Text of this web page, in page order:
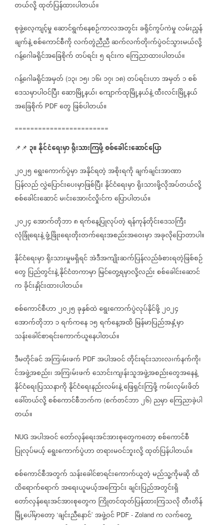
တယ်လို့ထုတ်ပြန်ထားပါတယ်။
စုဖွဲ့လေ့ကျင့်မှုဆောင်ရွက်နေစဉ်ကာလအတွင်းခရိုင်ကွပ်ကဲမှုလမ်းညွှန်
ချက်နဲ့စစ်ကောင်စီကိုလက်တွဲညီညီဆက်လက်တို၊က်ပွဲဝင်သွားမယ်လို့
ဂန့်ဂေါခရိုင်အခြေစိုက်တပ်ရင်း၅ရင်းကကြေညာထားပါတယ်။
ဂန့်ဂေါခရိုင်အမှတ် (၁၃၊ ၁၅၊ ၁၆၊ ၁၇၊ ၁၈) တပ်ရင်းဟာအမှတ် ၁စစ်
ဒေသမှာပါဝင်ပြီးဆောမြို့နယ်၊ကျောက်ထုမြို့နယ်နဲ့ထီးလင်းမြို့နယ်
အခြေစိုက် PDF တွေ ဖြစ်ပါတယ်။
========================
📌📌 ၃။နိုင်ငံရေးမှာရိုးသားကြဖို့စစ်ခေါင်းဆောင်ပြော
၂၀၂၅ရွေးကောက်ပွဲမှာအနိုင်ရတဲ့အစိုးရကိုချက်ချင်းအာဏာ
ပြန်လည်လွှဲပြောင်းပေးမှာဖြစ်ပြီးနိုင်ငံရေးမှာရိုးသားဖို့လိုအပ်တယ်လို့
စစ်ခေါင်းဆောင်မ၊င်းအော၊င်လှို၊င်ကပြောပါတယ်။
၂၀၂၄အောက်တိုဘာ၈ရက်နေ့ပြုလုပ်တဲ့ရန်ကုန်တိုင်းဒေသကြီး
လုံခြုံရေးနဲ့ဖွံ့ဖြိုးရေးတိုးတက်ရေးအစည်းအဝေးမှာအခုလိုပြောတာပါ။
နိုင်ငံရေးမှာရိုးသားမှုမရှိရင်အဲဒီအကျိုးဆက်ပြန်လည်ခံစားရတဲ့ဖြစ်စဉ်
တွေ ပြည်တွင်းနဲ့နိုင်ငံတကာမှာမြင်တွေ့ရမှာလို့လည်းစစ်ခေါင်းဆောင်
ကခိုင်းနှိုင်းထားပါတယ်။
စစ်ကောင်စီဟာ၂၀၂၅ခုနှစ်ထဲရွေးကောက်ပွဲလုပ်နိုင်ဖို့၂၀၂၄
အောက်တိုဘာ၁ရက်ကနေ၁၅ရက်နေ့အထိ မြန်မာပြည်အနှံ့မှာ
သန်းခေါင်စာရင်းကောက်ယူနေပါတယ်။
ဒီမတိုင်ခင်အကြ၊မ်းဖက် PDF အပါအဝင်တိုင်းရင်းသားလ၊က်နက်ကို၊
င်အဖွဲ့အစည်း၊အကြ၊မ်းဖက်သောင်းကျ၊န်းသူအဖွဲ့အစည်းတွေအနေနဲ့
နိုင်ငံရေးပြဿနာကိုနိုင်ငံရေးနည်းလမ်းနဲ့ဖြေရှင်းကြဖို့ကမ်းလှမ်းဖိတ်
ခေါ်တယ်လို့စစ်ကောင်စီဘက်က (စက်တင်ဘာ၂၆) ညမှာကြေညာခဲ့ပါ
တယ်။
NUG အပါအဝင်တော်လှန်ရေးအင်အားစုတွေကတော့စစ်ကောင်စီ
ပြုလုပ်မယ့်ရွေးကောက်ပွဲဟာတရားမဝင်ဘူးလို့ထုတ်ပြန်ပါတယ်။
စစ်ကောင်စီအတွက် သန်းခေါင်စာရင်းကောက်ယူတဲ့မည်သူ့ကိုမဆိုထိ
ထိရောက်ရောက်အရေးယူမယ့်အကြောင်းချင်းပြည်အတွင်းရှိ
တော်လှန်ရေးအင်အားစုတွေက ကြိုတင်ထုတ်ပြန်ထားကြသလိုတီးတိန်
မြို့ပေါ်မှာတော့ ‘ချင်းညီနောင်’ အဖွဲ့ဝင် PDF - Zoland ကလက်တွေ့